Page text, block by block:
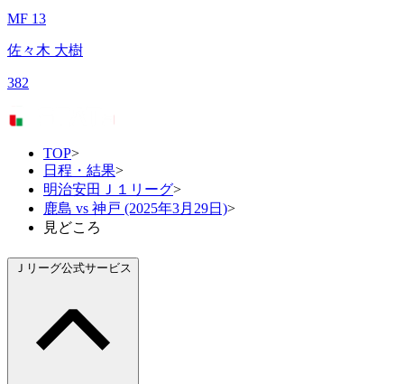
MF 13
佐々木 大樹
382
TOP>
日程・結果>
明治安田Ｊ１リーグ>
鹿島 vs 神戸 (2025年3月29日)>
見どころ
Ｊリーグ公式サービス